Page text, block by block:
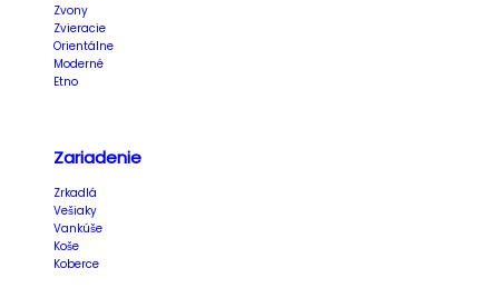
Zvony
Zvieracie
Orientálne
Moderné
Etno
Zariadenie
Zrkadlá
Vešiaky
Vankúše
Koše
Koberce